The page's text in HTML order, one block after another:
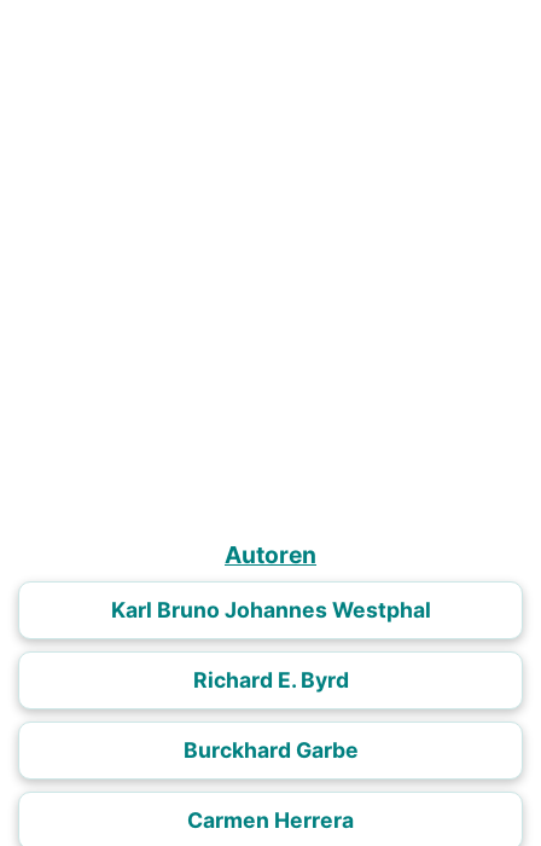
Autoren
Karl Bruno Johannes Westphal
Richard E. Byrd
Burckhard Garbe
Carmen Herrera